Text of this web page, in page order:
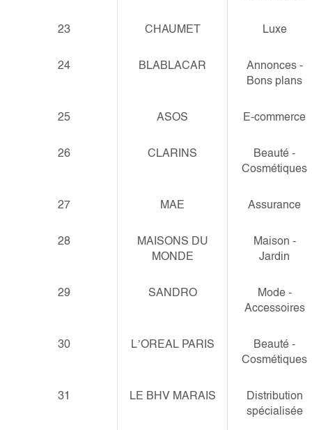
23 CHAUMET Luxe
24 BLABLACAR
Annonces -
Bons plans
25 ASOS E-commerce
26 CLARINS
Beauté -
Cosmétiques
27 MAE Assurance
28
MAISONS DU
MONDE
Maison -
Jardin
29 SANDRO
Mode -
Accessoires
30 L’OREAL PARIS
Beauté -
Cosmétiques
31 LE BHV MARAIS
Distribution
spécialisée